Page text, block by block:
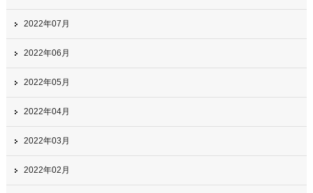
2022年07月
2022年06月
2022年05月
2022年04月
2022年03月
2022年02月